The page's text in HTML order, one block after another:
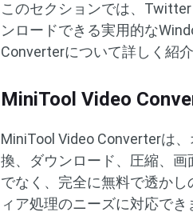
このセクションでは、
ンロードできる実用的な
Converterについて詳しく紹介
MiniTool Video
MiniTool Video Converterは
換、ダウンロード、圧縮、
でなく、完全に無料で透か
ィア処理のニーズに対応でき